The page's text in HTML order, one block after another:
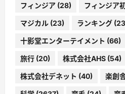
フィンジア (28) フィンジア
マジカル (23) ランキング
十影堂エンターテイメント (66)
旅行 (20) 株式会社AHS (54)
株式会社デネット (40) 楽創